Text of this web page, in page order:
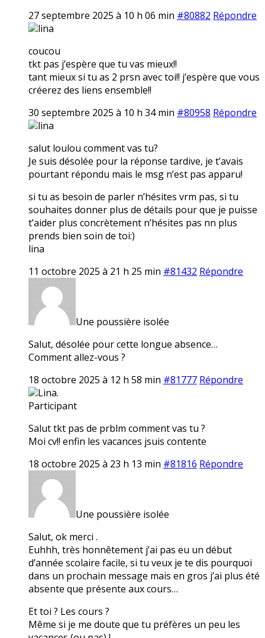
27 septembre 2025 à 10 h 06 min #80882 Répondre
lina
coucou
tkt pas j’espère que tu vas mieux!!
tant mieux si tu as 2 prsn avec toi!! j’espère que vous
créerez des liens ensemble!!
30 septembre 2025 à 10 h 34 min #80958 Répondre
lina
salut loulou comment vas tu?
Je suis désolée pour la réponse tardive, je t’avais
pourtant répondu mais le msg n’est pas apparu!
si tu as besoin de parler n’hésites vrm pas, si tu
souhaites donner plus de détails pour que je puisse
t’aider plus concrètement n’hésites pas nn plus
prends bien soin de toi:)
lina
11 octobre 2025 à 21 h 25 min #81432 Répondre
Une poussière isolée
Salut, désolée pour cette longue absence…
Comment allez-vous ?
18 octobre 2025 à 12 h 58 min #81777 Répondre
Lina.
Participant
Salut tkt pas de prblm comment vas tu ?
Moi cv!! enfin les vacances jsuis contente
18 octobre 2025 à 23 h 13 min #81816 Répondre
Une poussière isolée
Salut, ok merci .
Euhhh, très honnêtement j’ai pas eu un début
d’année scolaire facile, si tu veux je te dis pourquoi
dans un prochain message mais en gros j’ai plus été
absente que présente aux cours…
Et toi ? Les cours ?
Même si je me doute que tu préfères un peu les